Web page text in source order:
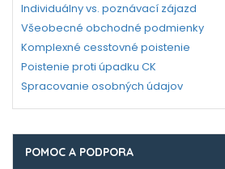
Individuálny vs. poznávací zájazd
Všeobecné obchodné podmienky
Komplexné cesstovné poistenie
Poistenie proti úpadku CK
Spracovanie osobných údajov
POMOC A PODPORA